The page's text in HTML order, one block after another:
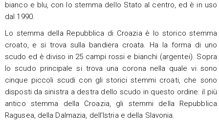
bianco e blu, con lo stemma dello Stato al centro, ed è in uso
dal 1990.
Lo stemma della Repubblica di Croazia è lo storico stemma
croato, e si trova sulla bandiera croata. Ha la forma di uno
scudo ed è diviso in 25 campi rossi e bianchi (argentei). Sopra
lo scudo principale si trova una corona nella quale vi sono
cinque piccoli scudi con gli storici stemmi croati, che sono
disposti da sinistra a destra dello scudo in questo ordine: il più
antico stemma della Croazia, gli stemmi della Repubblica
Ragusea, della Dalmazia, dell’Istria e della Slavonia.